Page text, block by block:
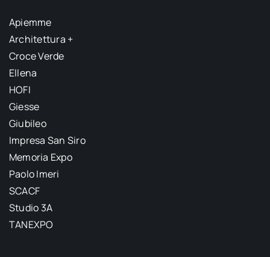
Apiemme
Architettura +
Croce Verde
Ellena
HOFI
Giesse
Giubileo
Impresa San Siro
Memoria Expo
Paolo Imeri
SCACF
Studio 3A
TANEXPO